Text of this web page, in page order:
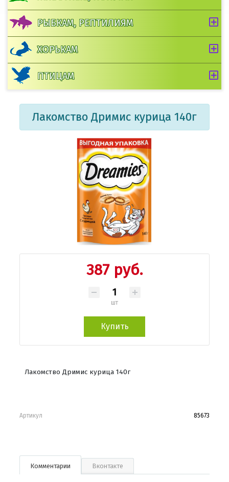
РЫБКАМ, РЕПТИЛИЯМ
ХОРЬКАМ
ПТИЦАМ
Лакомство Дримис курица 140г
387 руб.
шт
Купить
Лакомство Дримис курица 140г
Артикул 85673
Комментарии Вконтакте